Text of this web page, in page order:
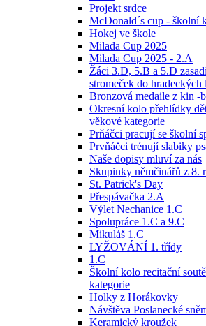
Projekt srdce
McDonald´s cup - školní
Hokej ve škole
Milada Cup 2025
Milada Cup 2025 - 2.A
Žáci 3.D, 5.B a 5.D
stromeček do hradeckých
Bronzová medaile z kin -
Okresní kolo přehlídky
věkové kategorie
Prňáčci pracují se školní
Prvňáčci trénují slabiky
Naše dopisy mluví za nás
Skupinky němčinářů z 8.
St. Patrick's Day
Přespávačka 2.A
Výlet Nechanice 1.C
Spolupráce 1.C a 9.C
Mikuláš 1.C
LYŽOVÁNÍ 1. třídy
1.C
Školní kolo recitační
kategorie
Holky z Horákovky
Návštěva Poslanecké
Keramický kroužek